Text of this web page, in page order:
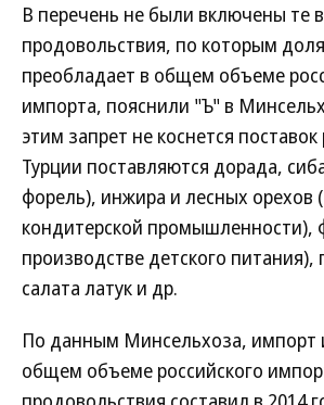
В перечень не были включены те
продовольствия, по которым
преобладает в общем объеме
импорта, пояснили "Ъ" в
этим запрет не коснется
Турции поставляются дорада,
форель), инжира и лесных орехов
кондитерской промышленности),
производстве детского питания),
салата латук и др.
По данным Минсельхоза, импорт
общем объеме российского